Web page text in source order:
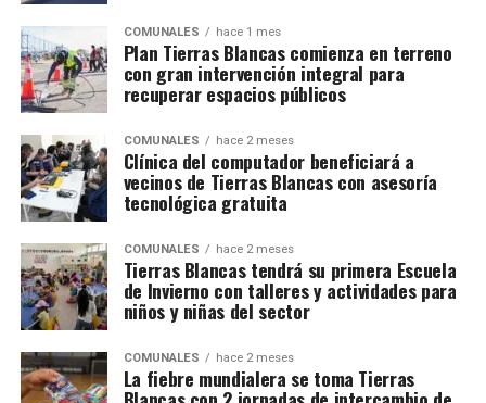
COMUNALES hace 1 mes
Plan Tierras Blancas comienza en terreno
con gran intervención integral para
recuperar espacios públicos
COMUNALES hace 2 meses
Clínica del computador beneficiará a
vecinos de Tierras Blancas con asesoría
tecnológica gratuita
COMUNALES hace 2 meses
Tierras Blancas tendrá su primera Escuela
de Invierno con talleres y actividades para
niños y niñas del sector
COMUNALES hace 2 meses
La fiebre mundialera se toma Tierras